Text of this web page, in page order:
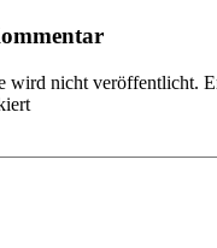
wird nicht veröffentlicht.